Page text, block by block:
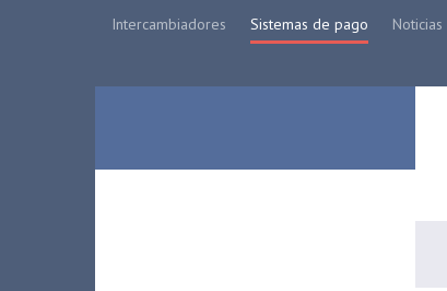
Intercambiadores Sistemas de pago Noticias